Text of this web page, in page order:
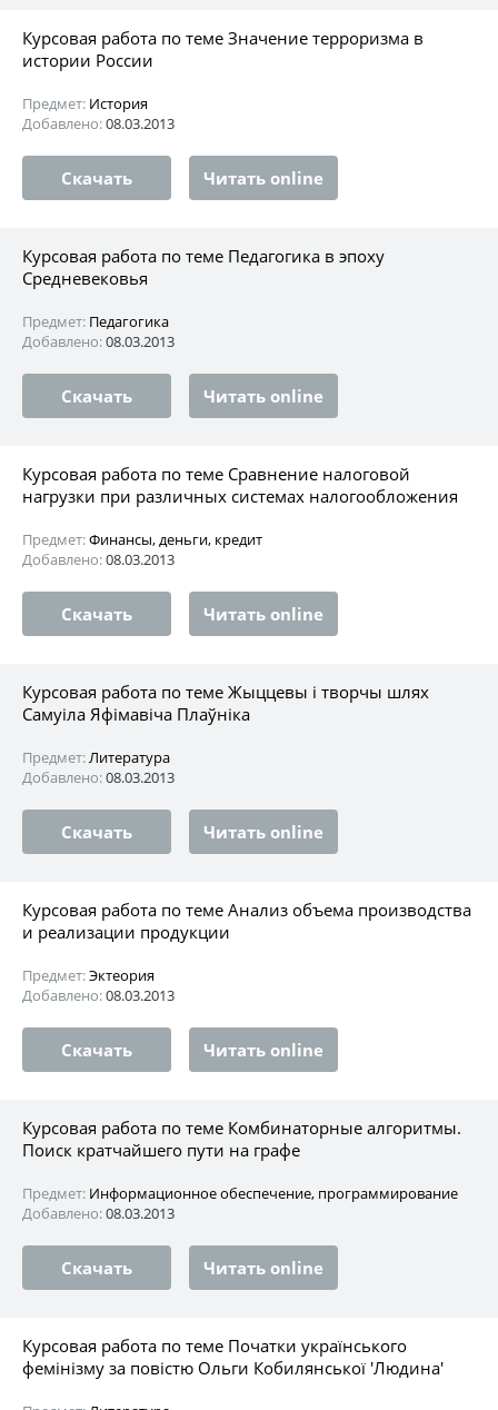
Курсовая работа по теме Значение терроризма в
истории России
Предмет: История
Добавлено:08.03.2013
Скачать Читать online
Курсовая работа по теме Педагогика в эпоху
Средневековья
Предмет: Педагогика
Добавлено:08.03.2013
Скачать Читать online
Курсовая работа по теме Сравнение налоговой
нагрузки при различных системах налогообложения
Предмет:Финансы, деньги, кредит
Добавлено:08.03.2013
Скачать Читать online
Курсовая работа по теме Жыццевы i творчы шлях
Самуіла Яфімавіча Плаўніка
Предмет:Литература
Добавлено:08.03.2013
Скачать Читать online
Курсовая работа по теме Анализ объема производства
и реализации продукции
Предмет:Эктеория
Добавлено:08.03.2013
Скачать Читать online
Курсовая работа по теме Комбинаторные алгоритмы.
Поиск кратчайшего пути на графе
Предмет: Информационное обеспечение, программирование
Добавлено:08.03.2013
Скачать Читать online
Курсовая работа по теме Початки українського
фемінізму за повістю Ольги Кобилянської 'Людина'